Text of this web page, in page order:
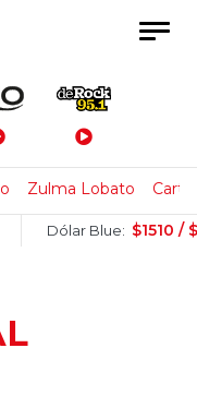
Zulma Lobato
Blue: $1510 / $1530